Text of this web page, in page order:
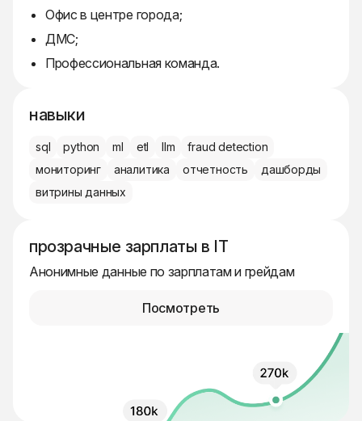
Офис в центре города;
ДМС;
Профессиональная команда.
навыки
sql python ml etl llm
fraud detection
мониторинг
аналитика отчетность
дашборды
витрины данных
прозрачные зарплаты в IT
Анонимные данные по зарплатам и грейдам
Посмотреть